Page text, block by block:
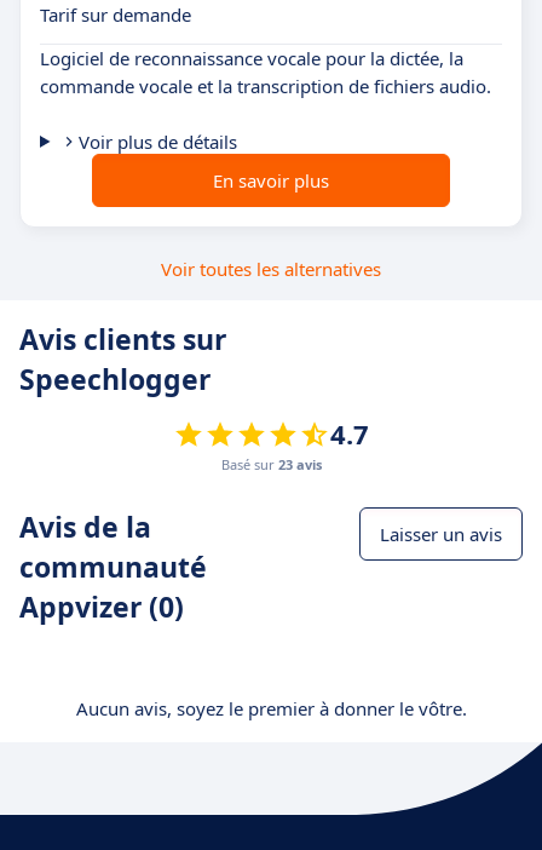
Tarif sur demande
Logiciel de reconnaissance vocale pour la dictée, la
commande vocale et la transcription de fichiers audio.
Voir plus de détails
En savoir plus
Voir toutes les alternatives
Avis clients sur
Speechlogger
4.7
Basé sur 23 avis
Avis de la
communauté
Appvizer (0)
Laisser un avis
Aucun avis, soyez le premier à donner le vôtre.